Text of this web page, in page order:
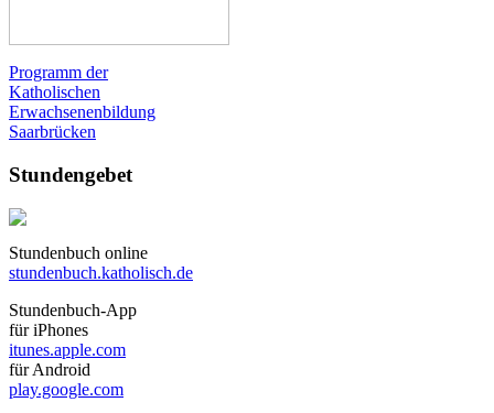
Programm der
Katholischen
Erwachsenenbildung
Saarbrücken
Stundengebet
Stundenbuch online
stundenbuch.katholisch.de
Stundenbuch-App
für iPhones
itunes.apple.com
für Android
play.google.com